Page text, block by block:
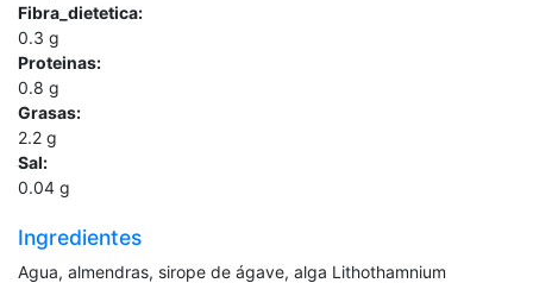
Fibra_dietetica:
0.3 g
Proteinas:
0.8 g
Grasas:
2.2 g
Sal:
0.04 g
Ingredientes
Agua, almendras, sirope de ágave, alga Lithothamnium